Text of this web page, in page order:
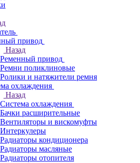
привод
Назад
Ременный привод
Ремни поликлиновые
Ролики и натяжители ремня
охлаждения
Назад
Система охлаждения
Бачки расширительные
Вентиляторы и вискомуфты
Интеркулеры
Радиаторы кондиционера
Радиаторы масляные
Радиаторы отопителя